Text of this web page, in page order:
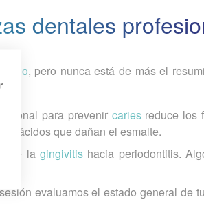
dentales
artículo, pero nunca está de más el
para prevenir cariesreduce los
ácidos que dañan el esmalte.
de la gingivitishacia periodontitis.
evaluamos el estado general de